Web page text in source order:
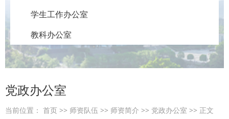
学生工作办公室
教科办公室
党政办公室
当前位置： 首页 >> 师资队伍 >> 师资简介 >> 党政办公室 >> 正文